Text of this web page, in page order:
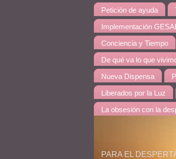
Petición de ayuda
Implementación
Conciencia y Tiempo
De qué va lo que
Nueva Dispensa
Liberados por la Luz
La obsesión con la
PARA EL